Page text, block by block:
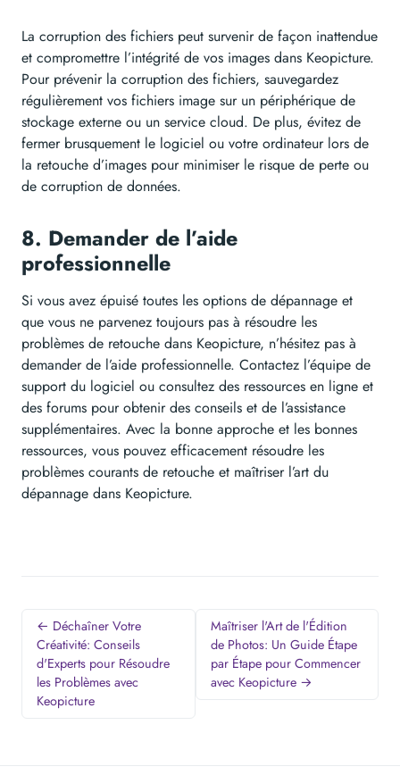
La corruption des fichiers peut survenir de façon inattendue
et compromettre l’intégrité de vos images dans Keopicture.
Pour prévenir la corruption des fichiers, sauvegardez
régulièrement vos fichiers image sur un périphérique de
stockage externe ou un service cloud. De plus, évitez de
fermer brusquement le logiciel ou votre ordinateur lors de
la retouche d’images pour minimiser le risque de perte ou
de corruption de données.
8. Demander de l’aide
professionnelle
Si vous avez épuisé toutes les options de dépannage et
que vous ne parvenez toujours pas à résoudre les
problèmes de retouche dans Keopicture, n’hésitez pas à
demander de l’aide professionnelle. Contactez l’équipe de
support du logiciel ou consultez des ressources en ligne et
des forums pour obtenir des conseils et de l’assistance
supplémentaires. Avec la bonne approche et les bonnes
ressources, vous pouvez efficacement résoudre les
problèmes courants de retouche et maîtriser l’art du
dépannage dans Keopicture.
← Déchaîner Votre
Créativité: Conseils
d'Experts pour Résoudre
les Problèmes avec
Keopicture
Maîtriser l'Art de l'Édition
de Photos: Un Guide Étape
par Étape pour Commencer
avec Keopicture →